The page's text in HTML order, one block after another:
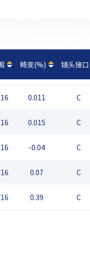
畸变(%) 镜头接口
0.011 C
0.015 C
-0.04 C
0.07 C
0.39 C